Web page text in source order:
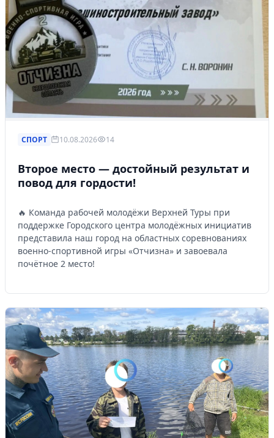
СПОРТ 10.08.2026 14
Второе место — достойный результат и
повод для гордости!
🔥 Команда рабочей молодёжи Верхней Туры при
поддержке Городского центра молодёжных инициатив
представила наш город на областных соревнованиях
военно-спортивной игры «Отчизна» и завоевала
почётное 2 место!